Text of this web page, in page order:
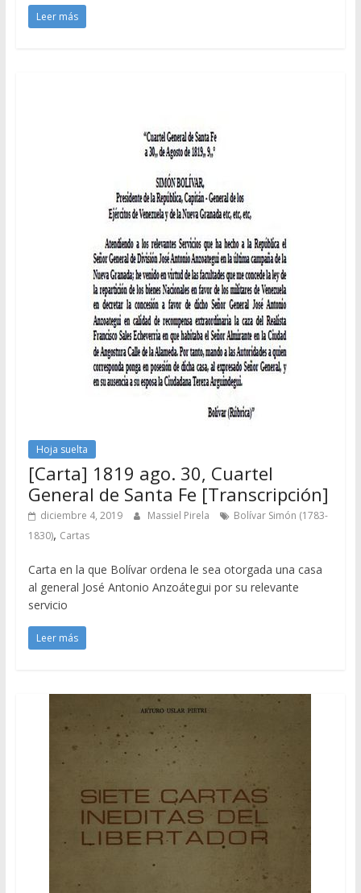
Leer más
Hoja suelta
[Carta] 1819 ago. 30, Cuartel
General de Santa Fe [Transcripción]
diciembre 4, 2019 Massiel Pirela
Bolívar Simón (1783-
1830), Cartas
Carta en la que Bolívar ordena le sea otorgada una casa
al general José Antonio Anzoátegui por su relevante
servicio
Leer más